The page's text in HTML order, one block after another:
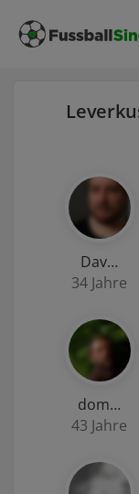
Dav…
34 Jahre
dom…
43 Jahre